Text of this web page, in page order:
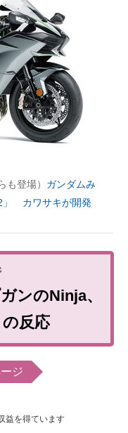
も登場） ガンダムみ
」 カワサキが開発
ンのNinja、
反応
ジ
益を得ています